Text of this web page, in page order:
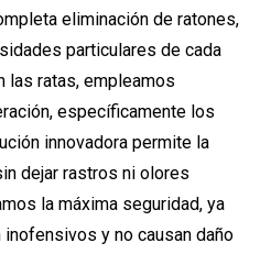
eliminación de ratones,
particulares de cada
las ratas, empleamos
específicamente los
innovadora permite la
dejar rastros ni olores
la máxima seguridad, ya
y no causan daño